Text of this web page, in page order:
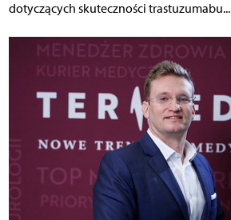
dotyczących skuteczności trastuzumabu...